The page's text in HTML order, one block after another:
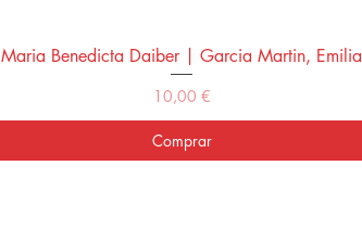
Vista rápida
Maria Benedicta Daiber | Garcia Martin, Emilia
Precio
10,00 €
Comprar